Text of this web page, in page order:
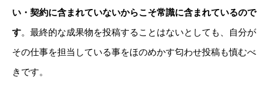
い・契約に含まれていないからこそ常識に含まれているので
す。最終的な成果物を投稿することはないとしても、自分が
その仕事を担当している事をほのめかす匂わせ投稿も慎むべ
きです。